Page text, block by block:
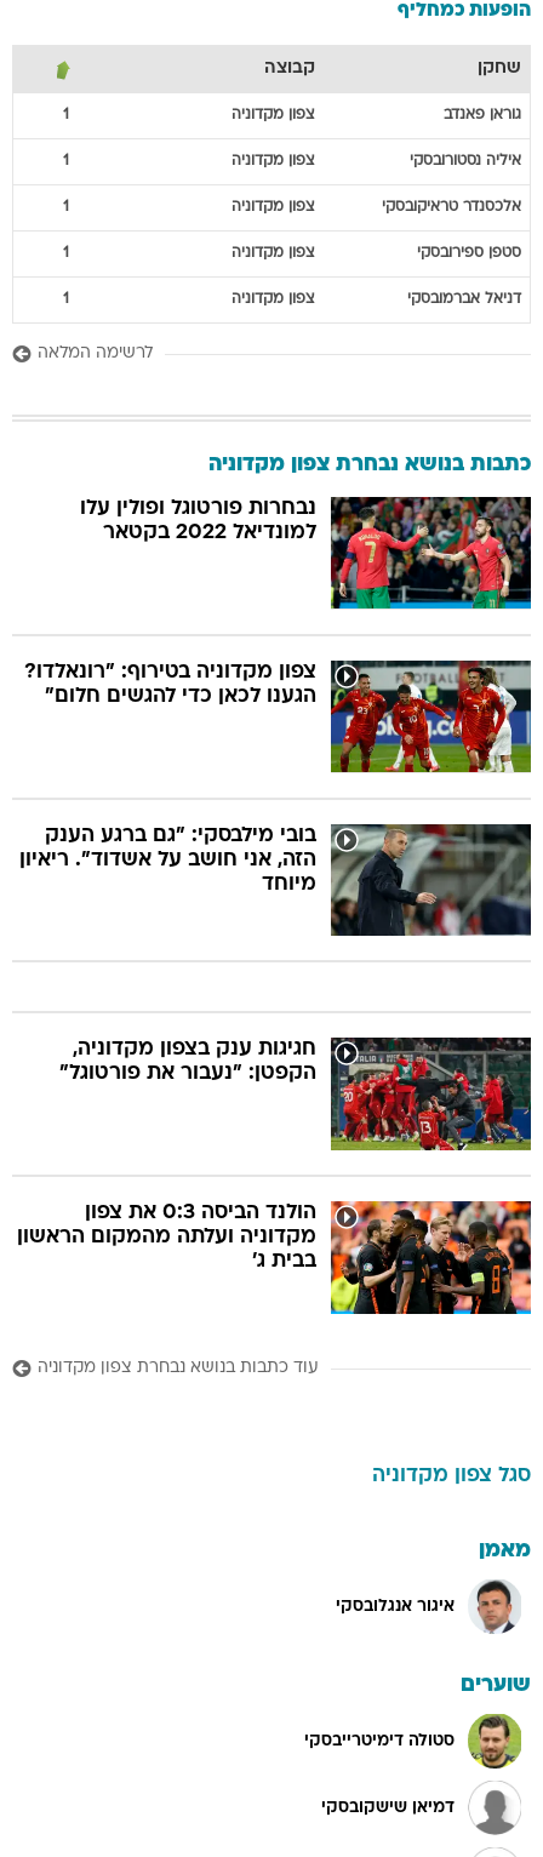
הופעות כמחליף
שחקן קבוצה
גוראן פאנדב צפון מקדוניה 1
איליה נסטורובסקי צפון מקדוניה 1
אלכסנדר טראיקובסקי צפון מקדוניה 1
סטפן ספירובסקי צפון מקדוניה 1
דניאל אברמובסקי צפון מקדוניה 1
לרשימה המלאה
כתבות בנושא נבחרת צפון מקדוניה
נבחרות פורטוגל ופולין עלו
למונדיאל 2022 בקטאר
צפון מקדוניה בטירוף: "רונאלדו?
הגענו לכאן כדי להגשים חלום"
בובי מילבסקי: "גם ברגע הענק
הזה, אני חושב על אשדוד". ריאיון
מיוחד
חגיגות ענק בצפון מקדוניה,
הקפטן: "נעבור את פורטוגל"
הולנד הביסה 0:3 את צפון
מקדוניה ועלתה מהמקום הראשון
בבית ג'
עוד כתבות בנושא נבחרת צפון מקדוניה
סגל צפון מקדוניה
מאמן
איגור אנגלובסקי
שוערים
סטולה דימיטרייבסקי
דמיאן שישקובסקי